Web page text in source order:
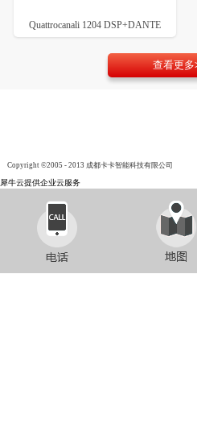
Quattrocanali 1204 DSP+DANTE
Copyright ©2005 - 2013 成都卡卡智能科技有限公司
犀牛云提供企业云服务